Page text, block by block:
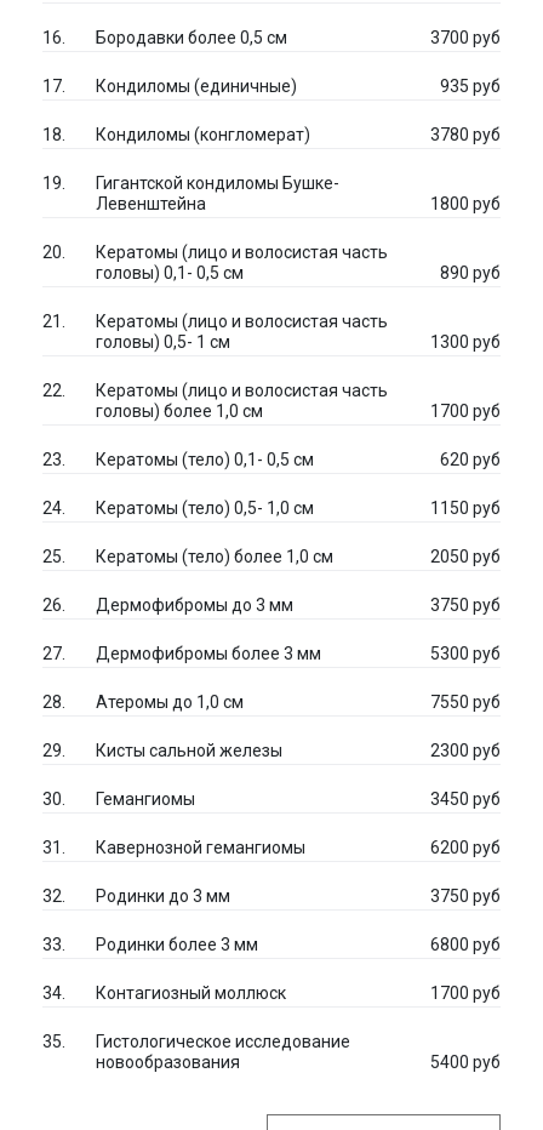
Бородавки более 0,5 см 3700 руб
Кондиломы (единичные) 935 руб
Кондиломы (конгломерат) 3780 руб
Гигантской кондиломы Бушке-
Левенштейна
1800 руб
Кератомы (лицо и волосистая часть
головы) 0,1- 0,5 см
890 руб
Кератомы (лицо и волосистая часть
головы) 0,5- 1 см
1300 руб
Кератомы (лицо и волосистая часть
головы) более 1,0 см
1700 руб
Кератомы (тело) 0,1- 0,5 см 620 руб
Кератомы (тело) 0,5- 1,0 см 1150 руб
Кератомы (тело) более 1,0 см 2050 руб
Дермофибромы до 3 мм 3750 руб
Дермофибромы более 3 мм 5300 руб
Атеромы до 1,0 см 7550 руб
Кисты сальной железы 2300 руб
Гемангиомы 3450 руб
Кавернозной гемангиомы 6200 руб
Родинки до 3 мм 3750 руб
Родинки более 3 мм 6800 руб
Контагиозный моллюск 1700 руб
Гистологическое исследование
новообразования
5400 руб